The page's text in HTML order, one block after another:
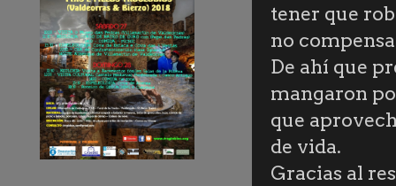
tener que
no
De ahí que
mangaron
que
de vida.
Gracias al